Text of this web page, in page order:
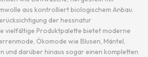
aus kontrolliert biologischem Anbau.
der hessnatur
vielfältige Produktpalette bietet moderne
Ökomode wie Blusen, Mäntel,
und darüber hinaus sogar einen kompletten